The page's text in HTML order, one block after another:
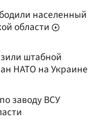
населенный
области
штабной
НАТО на Украине
заводу ВСУ